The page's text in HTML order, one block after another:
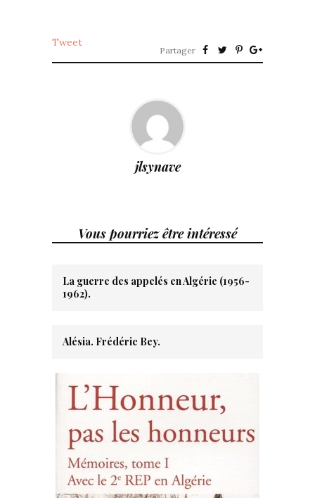
Tweet
Partager
jlsynave
Vous pourriez être intéressé
La guerre des appelés en Algérie (1956-
1962).
Alésia. Frédéric Bey.